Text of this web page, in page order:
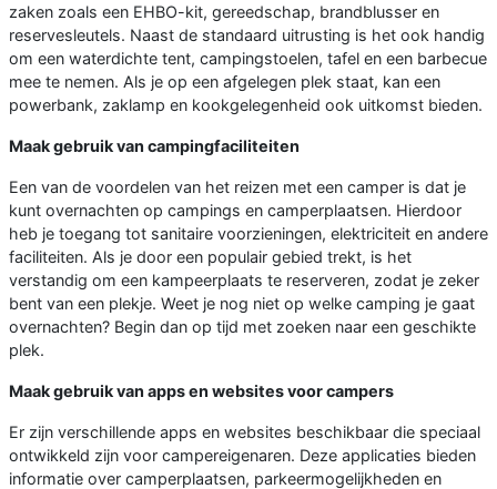
zaken zoals een EHBO-kit, gereedschap, brandblusser en
reservesleutels. Naast de standaard uitrusting is het ook handig
om een waterdichte tent, campingstoelen, tafel en een barbecue
mee te nemen. Als je op een afgelegen plek staat, kan een
powerbank, zaklamp en kookgelegenheid ook uitkomst bieden.
Maak gebruik van campingfaciliteiten
Een van de voordelen van het reizen met een camper is dat je
kunt overnachten op campings en camperplaatsen. Hierdoor
heb je toegang tot sanitaire voorzieningen, elektriciteit en andere
faciliteiten. Als je door een populair gebied trekt, is het
verstandig om een kampeerplaats te reserveren, zodat je zeker
bent van een plekje. Weet je nog niet op welke camping je gaat
overnachten? Begin dan op tijd met zoeken naar een geschikte
plek.
Maak gebruik van apps en websites voor campers
Er zijn verschillende apps en websites beschikbaar die speciaal
ontwikkeld zijn voor campereigenaren. Deze applicaties bieden
informatie over camperplaatsen, parkeermogelijkheden en